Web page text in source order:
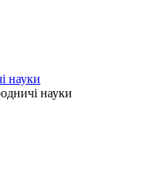
науки
науки